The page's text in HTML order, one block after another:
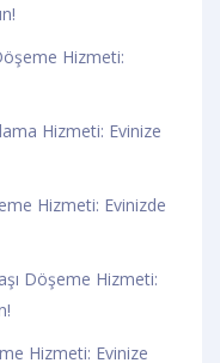
Hizmeti:
Hizmeti: Evinize
Hizmeti: Evinizde
Döşeme Hizmeti:
Hizmeti: Evinize